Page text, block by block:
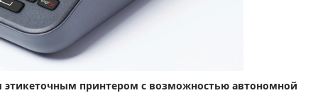
принтером с возможностью автономной